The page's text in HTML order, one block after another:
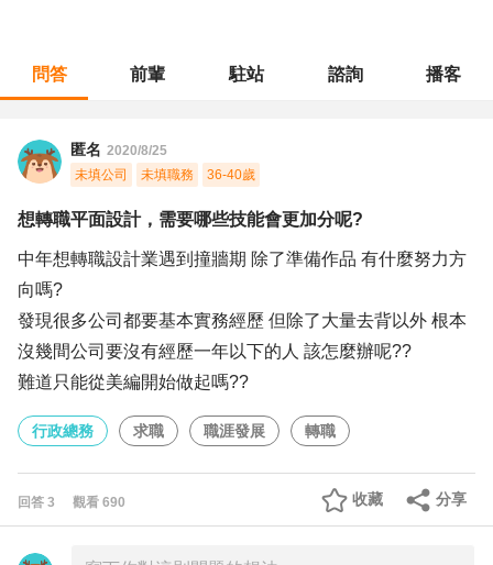
問答 前輩 駐站 諮詢 播客
匿名 2020/8/25
未填公司
未填職務 36-40歲
想轉職平面設計，需要哪些技能會更加分呢?
中年想轉職設計業遇到撞牆期 除了準備作品 有什麼努力方
向嗎?
發現很多公司都要基本實務經歷 但除了大量去背以外 根本
沒幾間公司要沒有經歷一年以下的人 該怎麼辦呢??
難道只能從美編開始做起嗎??
行政總務 求職 職涯發展 轉職
回答 3 觀看 690 分享
收藏